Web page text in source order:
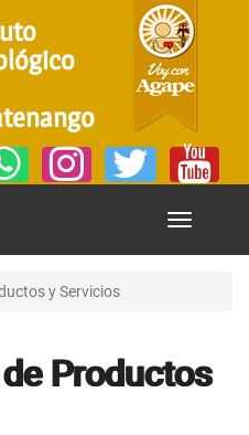
Mostrar
y Servicios
Productos